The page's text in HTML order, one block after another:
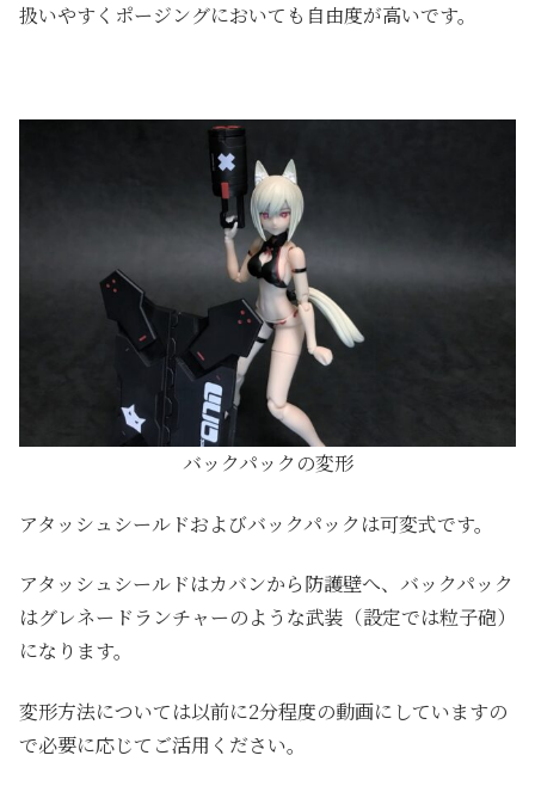
扱いやすくポージングにおいても自由度が高いです。
バックパックの変形
アタッシュシールドおよびバックパックは可変式です。
アタッシュシールドはカバンから防護壁へ、バックパック
はグレネードランチャーのような武装（設定では粒子砲）
になります。
変形方法については以前に2分程度の動画にしていますの
で必要に応じてご活用ください。